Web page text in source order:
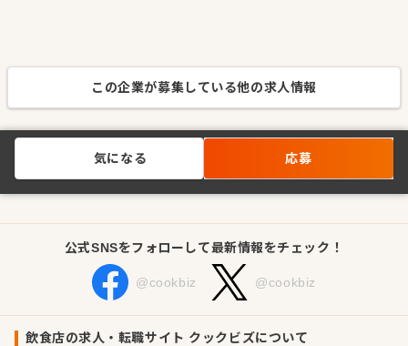
この企業が募集している他の求人情報
気になる 応募
公式SNSをフォローして最新情報をチェック！
@cookbiz @cookbiz
飲食店の求人・転職サイト クックビズについて